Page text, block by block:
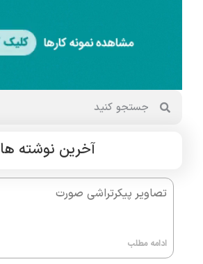
آخرین نوشته ها
تصاویر پیکرتراشی صورت
ادامه مطلب